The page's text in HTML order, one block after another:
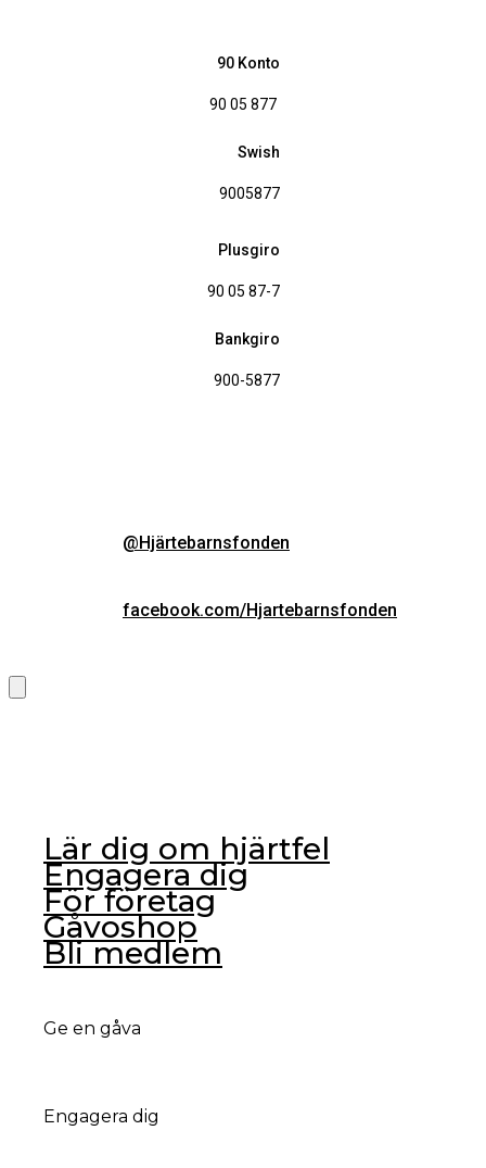
90 Konto
90 05 877
Swish
9005877
Plusgiro
90 05 87-7
Bankgiro
900-5877
@Hjärtebarnsfonden
facebook.com/Hjartebarnsfonden
Lär dig om hjärtfel
Engagera dig
För företag
Gåvoshop
Bli medlem
Ge en gåva
Ge en gåva
Engagera dig